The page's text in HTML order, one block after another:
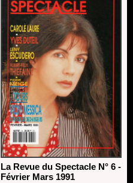
La Revue du Spectacle N° 6 -
Février Mars 1991